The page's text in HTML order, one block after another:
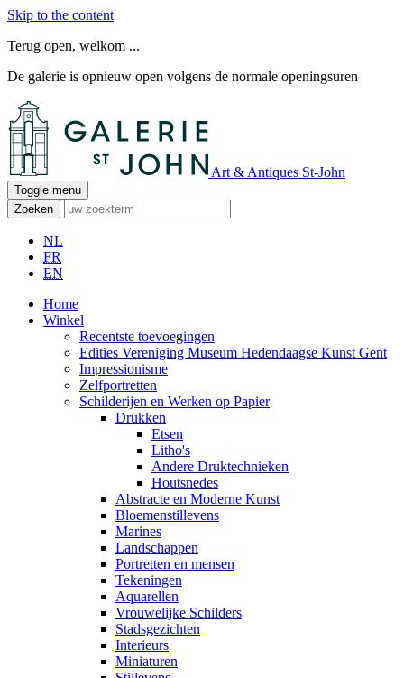
Skip to the content
Terug open, welkom ...
De galerie is opnieuw open volgens de normale openingsuren
Art & Antiques St-John
Toggle menu
Zoeken
NL
FR
EN
Home
Winkel
Recentste toevoegingen
Edities Vereniging Museum Hedendaagse Kunst Gent
Impressionisme
Zelfportretten
Schilderijen en Werken op Papier
Drukken
Etsen
Litho's
Andere Druktechnieken
Houtsnedes
Abstracte en Moderne Kunst
Bloemenstillevens
Marines
Landschappen
Portretten en mensen
Tekeningen
Aquarellen
Vrouwelijke Schilders
Stadsgezichten
Interieurs
Miniaturen